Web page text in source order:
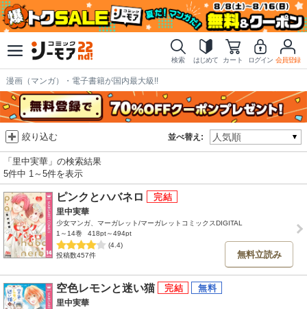
検索 はじめて カート ログイン 会員登録
漫画（マンガ）・電子書籍が国内最大級!!
並べ替え:
絞り込む
「里中実華」の検索結果
5件中 1～5件を表示
ピンクとハバネロ
里中実華
少女マンガ、マーガレット/マーガレットコミックスDIGITAL
1～14巻
418pt～494pt
(4.4)
投稿数457件
無料立読み
空色レモンと迷い猫
里中実華